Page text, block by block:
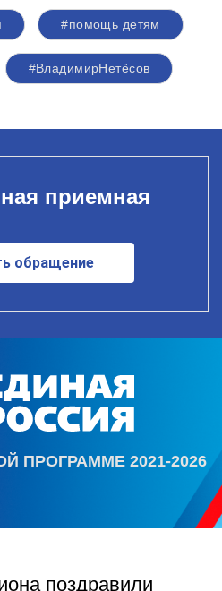
#помощь детям
#ВладимирНетёсов
приемная
обращение
ПРОГРАММЕ 2021-2026
поздравили